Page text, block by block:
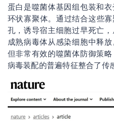
蛋白是噬菌体基因组包装和
环状寡聚体。通过结合这些
孔，诱导宿主细胞过早死亡
成熟病毒体从感染细胞中释
但非常有效的噬菌体防御策
病毒装配的普遍特征整合了传